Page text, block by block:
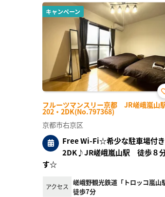
キャンペーン
フルーツマンスリー京都 JR嵯峨嵐山
202・2DK(No.797368)
お
に
京都市右京区
Free Wi-Fi☆希少な駐車場付き
2DK♪JR嵯峨嵐山駅 徒歩８
す☆
アクセス
嵯峨野観光鉄道「トロッコ嵐山
徒歩7分